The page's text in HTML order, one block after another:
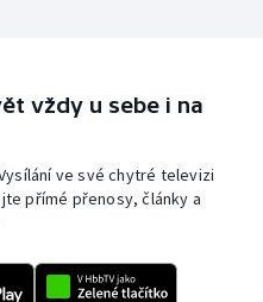
vždy u sebe i na
ve své chytré televizi
přímé přenosy, články a